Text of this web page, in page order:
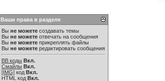
Ваши права в разделе
Вы не можете создавать темы
Вы не можете отвечать на сообщения
Вы не можете прикреплять файлы
Вы не можете редактировать сообщения
BB коды Вкл.
Смайлы Вкл.
[IMG] код Вкл.
HTML код Вкл.